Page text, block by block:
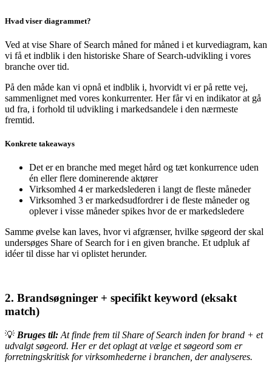
Hvad viser diagrammet?
Ved at vise Share of Search måned for måned i et kurvediagram, kan
vi få et indblik i den historiske Share of Search-udvikling i vores
branche over tid.
På den måde kan vi opnå et indblik i, hvorvidt vi er på rette vej,
sammenlignet med vores konkurrenter. Her får vi en indikator at gå
ud fra, i forhold til udvikling i markedsandele i den nærmeste
fremtid.
Konkrete takeaways
Det er en branche med meget hård og tæt konkurrence uden
én eller flere dominerende aktører
Virksomhed 4 er markedslederen i langt de fleste måneder
Virksomhed 3 er markedsudfordrer i de fleste måneder og
oplever i visse måneder spikes hvor de er markedsledere
Samme øvelse kan laves, hvor vi afgrænser, hvilke søgeord der skal
undersøges Share of Search for i en given branche. Et udpluk af
idéer til disse har vi oplistet herunder.
2. Brandsøgninger + specifikt keyword (eksakt
match)
💡 Bruges til: At finde frem til Share of Search inden for brand + et
udvalgt søgeord. Her er det oplagt at vælge et søgeord som er
forretningskritisk for virksomhederne i branchen, der analyseres.